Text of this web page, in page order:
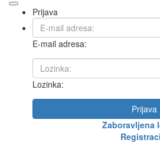
Prijava
E-mail adresa:
Lozinka:
Prijava
Zaboravljena